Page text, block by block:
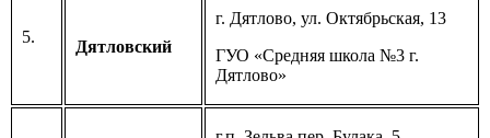
5.
Дятловский
г. Дятлово, ул. Октябрьская, 13
ГУО «Средняя школа №3 г.
Дятлово»